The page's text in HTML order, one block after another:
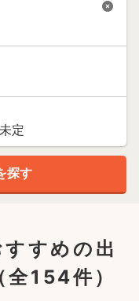
すめの出
全154件）